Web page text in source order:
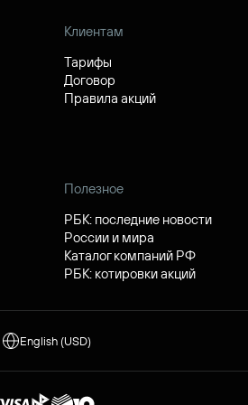
Клиентам
Тарифы
Договор
Правила акций
Полезное
РБК: последние новости
России и мира
Каталог компаний РФ
РБК: котировки акций
English (USD)